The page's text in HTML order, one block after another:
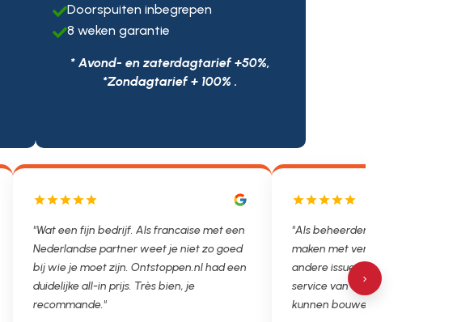
Doorspuiten inbegrepen
8 weken garantie
* Avond- en zaterdagtarief +50%,
*Zondagtarief + 100% .
"Wat een fijn bedrijf. Als francaise met een
Nederlandse partner weet je niet zo goed
bij wie je moet zijn. Ontstoppen.nl had een
duidelijke all-in prijs. Très bien, je
recommande."
"Als beheerder hebben we helaas
maken met verstoppingen,
andere issues. Het is super fijn dat
service van Ontstoppen.nl en
kunnen bouwen. Ga zo door!"
›